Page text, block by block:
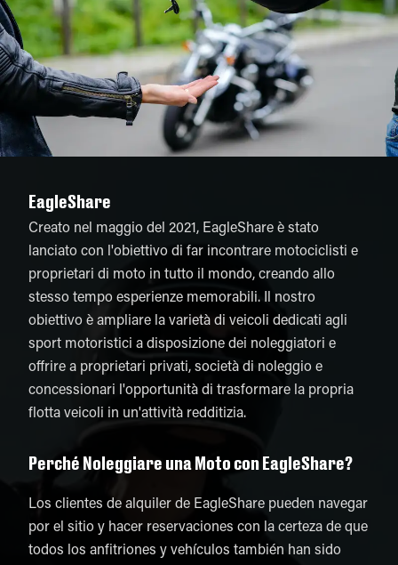
EagleShare
Creato nel maggio del 2021, EagleShare è stato
lanciato con l'obiettivo di far incontrare motociclisti e
proprietari di moto in tutto il mondo, creando allo
stesso tempo esperienze memorabili. Il nostro
obiettivo è ampliare la varietà di veicoli dedicati agli
sport motoristici a disposizione dei noleggiatori e
offrire a proprietari privati, società di noleggio e
concessionari l'opportunità di trasformare la propria
flotta veicoli in un'attività redditizia.
Perché Noleggiare una Moto con EagleShare?
Los clientes de alquiler de EagleShare pueden navegar
por el sitio y hacer reservaciones con la certeza de que
todos los anfitriones y vehículos también han sido